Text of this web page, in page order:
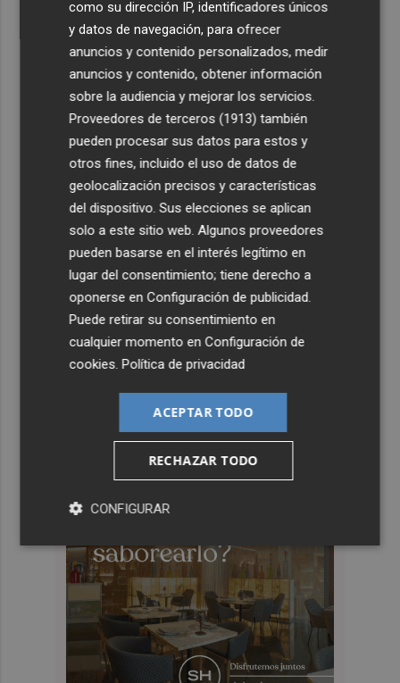
como su dirección IP, identificadores únicos
y datos de navegación, para ofrecer
anuncios y contenido personalizados, medir
anuncios y contenido, obtener información
sobre la audiencia y mejorar los servicios.
Proveedores de terceros (1913) también
pueden procesar sus datos para estos y
otros fines, incluido el uso de datos de
geolocalización precisos y características
del dispositivo. Sus elecciones se aplican
solo a este sitio web. Algunos proveedores
pueden basarse en el interés legítimo en
lugar del consentimiento; tiene derecho a
oponerse enConfiguración de publicidad.
Puede retirar su consentimiento en
cualquier momento enConfiguración de
cookies.Política de privacidad
ACEPTAR TODO
RECHAZAR TODO
CONFIGURAR